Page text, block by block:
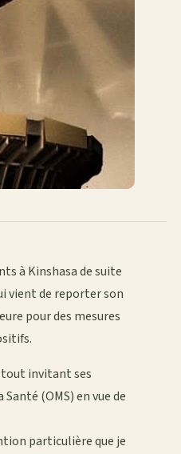
à Kinshasa de suite
vient de reporter son
pour des mesures
tout invitant ses
(OMS) en vue de
particulière que je